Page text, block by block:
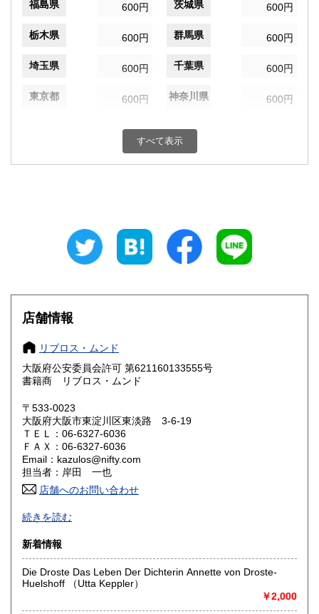
福島県 600円 茨城県 600円
栃木県 600円 群馬県 600円
埼玉県 600円 千葉県 600円
東京都 600円 神奈川県 600円
600円 富山県
600円 三重県
大阪府
奈良県
鳥取県 600円 島根県
岡山県
山口県 600円
香川県
高知県 600円
佐賀県
熊本県 600円 大分県 600円
宮崎県 600円 600円
すべて表示
店舗情報
リブロス・ムンド
大阪府公安委員会許可 第621160133555号
書籍商 リブロス・ムンド
〒533-0023
大阪府大阪市東淀川区東淡路 3-6-19
ＴＥＬ：06-6327-6036
ＦＡＸ：06-6327-6036
Email：kazulos@nifty.com
担当者：岸田 一也
店舗へのお問い合わせ
近現代史、政治、社会問題、事件事故。
「知る、学ぶ、考える、伝える、育てる」
沿線名：阪急京都線
最寄駅：淡路
営業時間：-
定休日：不定期
続きを読む
新着情報
Die Droste Das Leben Der Dichterin Annette von Droste-
Huelshoff （Utta Keppler）
￥2,000